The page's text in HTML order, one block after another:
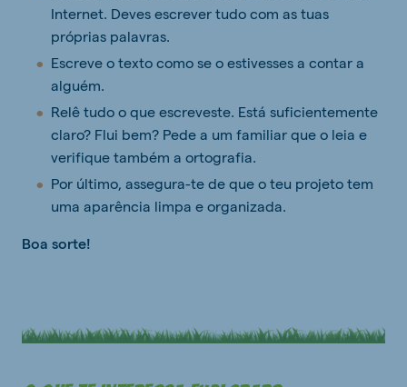
Internet. Deves escrever tudo com as tuas
próprias palavras.
Escreve o texto como se o estivesses a contar a
alguém.
Relê tudo o que escreveste. Está suficientemente
claro? Flui bem? Pede a um familiar que o leia e
verifique também a ortografia.
Por último, assegura-te de que o teu projeto tem
uma aparência limpa e organizada.
Boa sorte!